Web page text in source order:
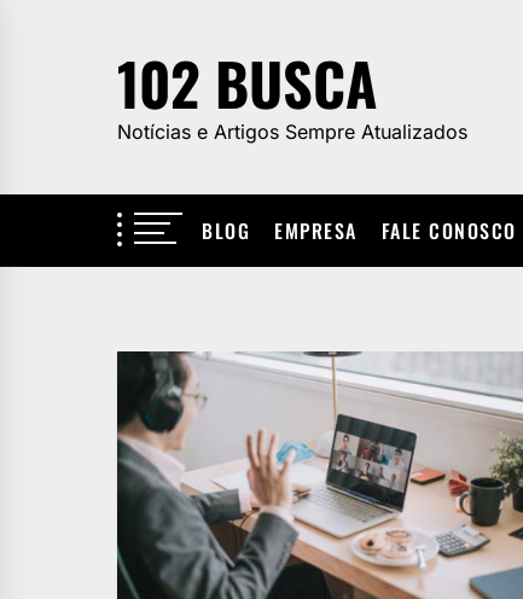
102 BUSCA
Notícias e Artigos Sempre Atualizados
BLOG EMPRESA FALE CONOSCO